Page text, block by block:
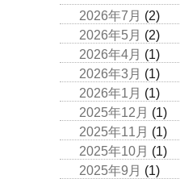
2026年7月 (2)
2026年5月 (2)
2026年4月 (1)
2026年3月 (1)
2026年1月 (1)
2025年12月 (1)
2025年11月 (1)
2025年10月 (1)
2025年9月 (1)